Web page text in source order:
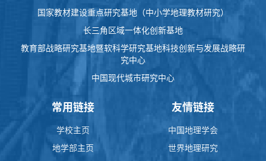
国家教材建设重点研究基地（中小学地理教材研究）
长三角区域一体化创新基地
教育部战略研究基地暨软科学研究基地科技创新与发展战略研
究中心
中国现代城市研究中心
常用链接
学校主页
地学部主页
友情链接
中国地理学会
世界地理研究